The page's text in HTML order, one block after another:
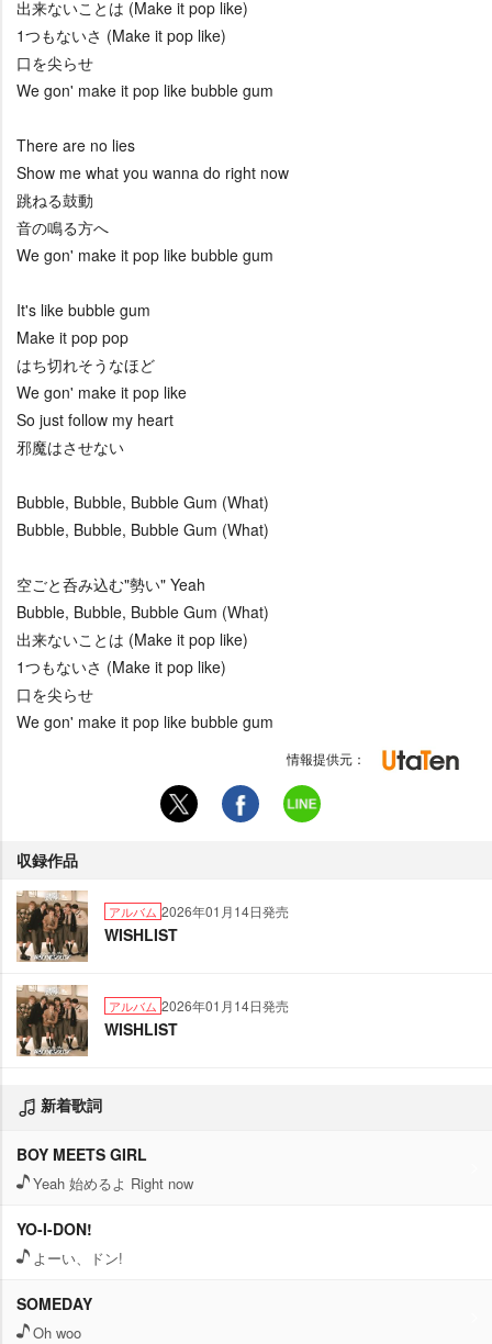
出来ないことは (Make it pop like)
1つもないさ (Make it pop like)
口を尖らせ
We gon' make it pop like bubble gum
There are no lies
Show me what you wanna do right now
跳ねる鼓動
音の鳴る方へ
We gon' make it pop like bubble gum
It's like bubble gum
Make it pop pop
はち切れそうなほど
We gon' make it pop like
So just follow my heart
邪魔はさせない
Bubble, Bubble, Bubble Gum (What)
Bubble, Bubble, Bubble Gum (What)
空ごと呑み込む"勢い" Yeah
Bubble, Bubble, Bubble Gum (What)
出来ないことは (Make it pop like)
1つもないさ (Make it pop like)
口を尖らせ
We gon' make it pop like bubble gum
情報提供元：
収録作品
アルバム 2026年01月14日発売
WISHLIST
アルバム 2026年01月14日発売
WISHLIST
新着歌詞
BOY MEETS GIRL
Yeah 始めるよ Right now
YO-I-DON!
よーい、ドン!
SOMEDAY
Oh woo